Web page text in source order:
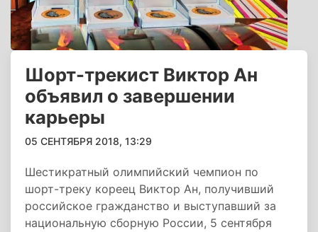
Шорт-трекист Виктор Ан
объявил о завершении
карьеры
05 СЕНТЯБРЯ 2018, 13:29
Шестикратный олимпийский чемпион по
шорт-треку кореец Виктор Ан, получивший
российское гражданство и выступавший за
национальную сборную России, 5 сентября